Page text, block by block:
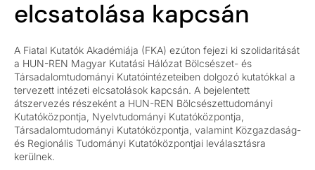
elcsatolása kapcsán
A Fiatal Kutatók Akadémiája (FKA) ezúton fejezi ki szolidaritását
a HUN-REN Magyar Kutatási Hálózat Bölcsészet- és
Társadalomtudományi Kutatóintézeteiben dolgozó kutatókkal a
tervezett intézeti elcsatolások kapcsán. A bejelentett
átszervezés részeként a HUN-REN Bölcsészettudományi
Kutatóközpontja, Nyelvtudományi Kutatóközpontja,
Társadalomtudományi Kutatóközpontja, valamint Közgazdaság-
és Regionális Tudományi Kutatóközpontjai leválasztásra
kerülnek.